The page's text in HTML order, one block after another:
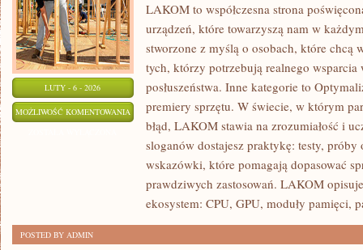
LUTY - 6 - 2026
MOŻLIWOŚĆ KOMENTOWANIA OPTYMALIZACJA
OVERCLOCKING
LAKOM to współczesna strona
urządzeń, które towarzyszą nam w
stworzone z myślą o osobach, które chcą
tych, którzy potrzebują realnego
posłuszeństwa. Inne kategorie to
premiery sprzętu. W świecie, w którym
błąd, LAKOM stawia na zrozumiałość i
sloganów dostajesz praktykę: testy,
wskazówki, które pomagają dopasować
prawdziwych zastosowań. LAKOM
ekosystem: CPU, GPU, moduły pamięci,
POSTED BY ADMIN